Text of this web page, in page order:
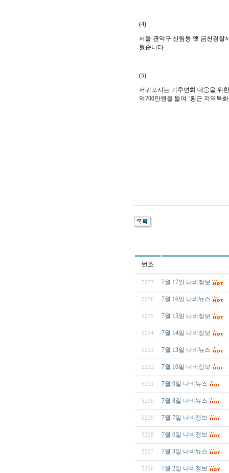
(4)
서울 관악구 신림동 옛 금천경찰
혔습니다.
(5)
서귀포시는 기후변화 대응을 위
억700만원을 들여 ‘황근 지역특
번호
5237 7월 17일 나비정보
5236 7월 16일 나비뉴스
5235 7월 15일 나비정보
5234 7월 14일 나비정보
5233 7월 13일 나비뉴스
5232 7월 10일 나비정보
5231 7월 9일 나비뉴스
5230 7월 8일 나비뉴스
5229 7월 7일 나비정보
5228 7월 6일 나비정보
5227 7월 3일 나비뉴스
5226 7월 2일 나비정보